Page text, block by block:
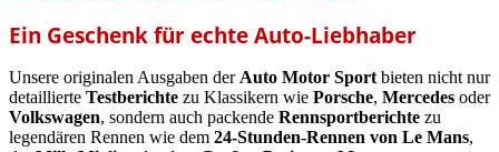
Ein Geschenk für echte Auto-Liebhaber
Unsere originalen Ausgaben der Auto Motor Sport bieten nicht nur
detaillierte Testberichte zu Klassikern wie Porsche, Mercedes oder
Volkswagen, sondern auch packende Rennsportberichte zu
legendären Rennen wie dem 24-Stunden-Rennen von Le Mans,